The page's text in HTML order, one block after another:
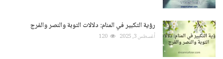
رؤية التكبير في المنام: دلالات التوبة والنصر والفرج
أغسطس 3, 2025 120